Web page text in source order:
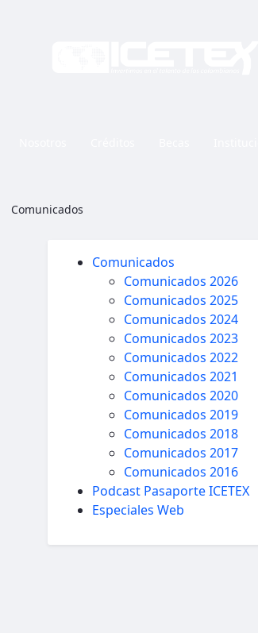
Comunicados
Comunicados
Comunicados 2026
Comunicados 2025
Comunicados 2024
Comunicados 2023
Comunicados 2022
Comunicados 2021
Comunicados 2020
Comunicados 2019
Comunicados 2018
Comunicados 2017
Comunicados 2016
Podcast Pasaporte ICETEX
Especiales Web